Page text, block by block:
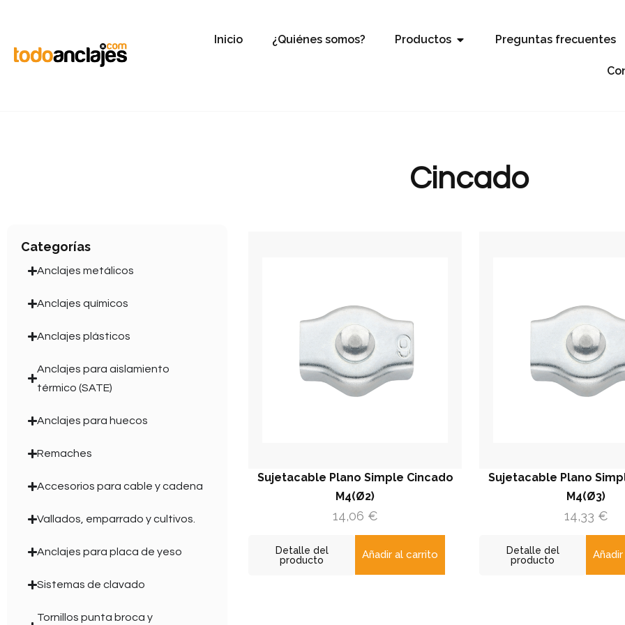
Inicio ¿Quiénes somos? Productos Preguntas frecuentes
Cincado
Categorías
Anclajes metálicos
Anclajes químicos
Anclajes plásticos
Anclajes para aislamiento
térmico (SATE)
Anclajes para huecos
Remaches
Accesorios para cable y cadena
Vallados, emparrado y cultivos.
Anclajes para placa de yeso
Sistemas de clavado
Tornillos punta broca y
Sujetacable Plano Simple Cincado
M4(Ø2)
14,06 €
Detalle del
producto
Añadir al carrito
Sujetacable Plano
M4(Ø3)
14,33 €
Detalle del
producto